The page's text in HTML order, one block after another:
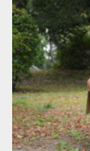
Category:公園のマ
ダウ